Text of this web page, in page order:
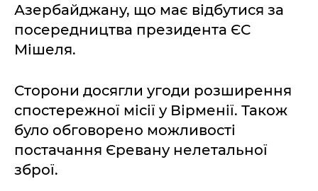
Азербайджану, що має відбутися за
посередництва президента ЄС
Мішеля.
Сторони досягли угоди розширення
спостережної місії у Вірменії. Також
було обговорено можливості
постачання Єревану нелетальної
зброї.